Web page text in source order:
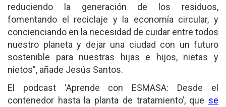
reduciendo la generación de los residuos,
fomentando el reciclaje y la economía circular, y
concienciando en la necesidad de cuidar entre todos
nuestro planeta y dejar una ciudad con un futuro
sostenible para nuestras hijas e hijos, nietas y
nietos”, añade Jesús Santos.
El podcast ‘Aprende con ESMASA: Desde el
contenedor hasta la planta de tratamiento’, que se